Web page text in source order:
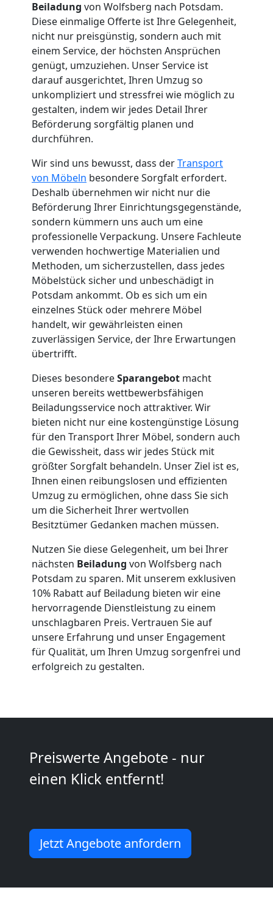
Beiladung von Wolfsberg nach Potsdam.
Diese einmalige Offerte ist Ihre Gelegenheit,
nicht nur preisgünstig, sondern auch mit
einem Service, der höchsten Ansprüchen
genügt, umzuziehen. Unser Service ist
darauf ausgerichtet, Ihren Umzug so
unkompliziert und stressfrei wie möglich zu
gestalten, indem wir jedes Detail Ihrer
Beförderung sorgfältig planen und
durchführen.
Wir sind uns bewusst, dass derTransport
von Möbeln besondere Sorgfalt erfordert.
Deshalb übernehmen wir nicht nur die
Beförderung Ihrer Einrichtungsgegenstände,
sondern kümmern uns auch um eine
professionelle Verpackung. Unsere Fachleute
verwenden hochwertige Materialien und
Methoden, um sicherzustellen, dass jedes
Möbelstück sicher und unbeschädigt in
Potsdam ankommt. Ob es sich um ein
einzelnes Stück oder mehrere Möbel
handelt, wir gewährleisten einen
zuverlässigen Service, der Ihre Erwartungen
übertrifft.
Dieses besondereSparangebot macht
unseren bereits wettbewerbsfähigen
Beiladungsservice noch attraktiver. Wir
bieten nicht nur eine kostengünstige Lösung
für den Transport Ihrer Möbel, sondern auch
die Gewissheit, dass wir jedes Stück mit
größter Sorgfalt behandeln. Unser Ziel ist es,
Ihnen einen reibungslosen und effizienten
Umzug zu ermöglichen, ohne dass Sie sich
um die Sicherheit Ihrer wertvollen
Besitztümer Gedanken machen müssen.
Nutzen Sie diese Gelegenheit, um bei Ihrer
nächsten Beiladung von Wolfsberg nach
Potsdam zu sparen. Mit unserem exklusiven
10% Rabatt auf Beiladung bieten wir eine
hervorragende Dienstleistung zu einem
unschlagbaren Preis. Vertrauen Sie auf
unsere Erfahrung und unser Engagement
für Qualität, um Ihren Umzug sorgenfrei und
erfolgreich zu gestalten.
Preiswerte Angebote - nur
einen Klick entfernt!
Jetzt Angebote anfordern
Küchenumzug
Wolfsberg
Umzug
und
Lagerung
Wolfsberg
Full-
Service-
Umzug
Wolfsberg
Qualitäts-
Umzüge
Wolfsberg
Vereinsumzug
Wolfsberg
Anfrage
Möbeltransport
National
International
Beiladung
Beiladung